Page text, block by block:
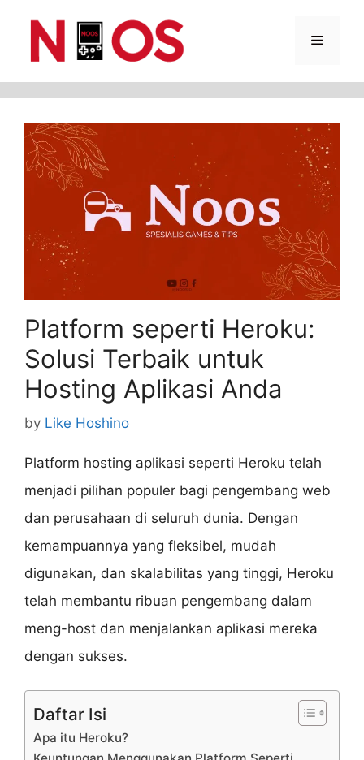
Menu
Platform seperti Heroku:
Solusi Terbaik untuk
Hosting Aplikasi Anda
by Like Hoshino
Platform hosting aplikasi seperti Heroku telah
menjadi pilihan populer bagi pengembang web
dan perusahaan di seluruh dunia. Dengan
kemampuannya yang fleksibel, mudah
digunakan, dan skalabilitas yang tinggi, Heroku
telah membantu ribuan pengembang dalam
meng-host dan menjalankan aplikasi mereka
dengan sukses.
Daftar Isi
Apa itu Heroku?